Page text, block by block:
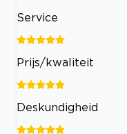
Service
Prijs/kwaliteit
Deskundigheid